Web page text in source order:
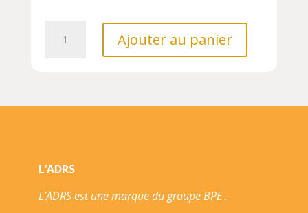
EMPIRE//MONDES
Ajouter au panier
L’ADRS
L’ADRS est une marque du groupe BPE .